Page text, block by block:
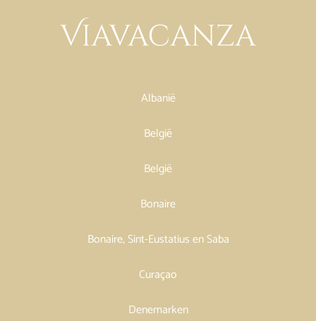
Albanië
België
België
Bonaire
Bonaire, Sint-Eustatius en Saba
Curaçao
Denemarken